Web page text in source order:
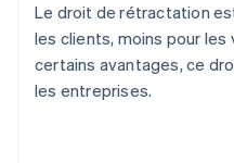
Le droit de rétractation
les clients, moins pour les
certains avantages, ce
les entreprises.